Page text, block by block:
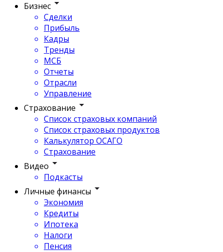
Бизнес
Сделки
Прибыль
Кадры
Тренды
МСБ
Отчеты
Отрасли
Управление
Страхование
Список страховых компаний
Список страховых продуктов
Калькулятор ОСАГО
Страхование
Видео
Подкасты
Личные финансы
Экономия
Кредиты
Ипотека
Налоги
Пенсия